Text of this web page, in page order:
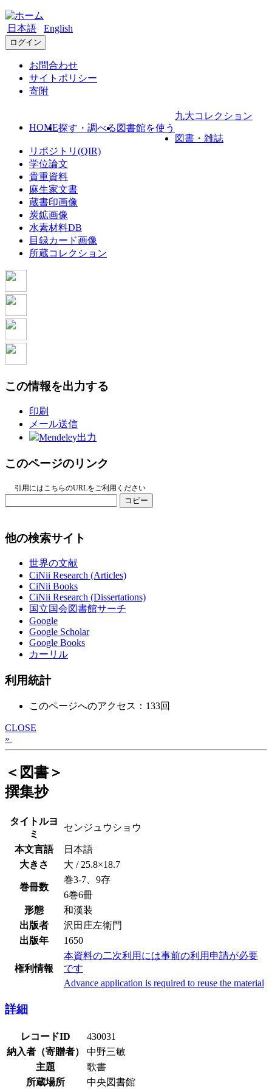
日本語 English
ログイン
お問合わせ
サイトポリシー
寄附
HOME探す・調べる 図書館を使う
九大コレクション
図書・雑誌
リポジトリ(QIR)
学位論文
貴重資料
麻生家文書
蔵書印画像
炭鉱画像
水素材料DB
目録カード画像
所蔵コレクション
この情報を出力する
印刷
メール送信
Mendeley出力
このページのリンク
引用にはこちらのURLをご利用ください
コピー
他の検索サイト
世界の文献
CiNii Research (Articles)
CiNii Books
CiNii Research (Dissertations)
国立国会図書館サーチ
Google
Google Scholar
Google Books
カーリル
利用統計
このページへのアクセス：133回
CLOSE
»
＜図書＞
撰集抄
タイトルヨ
ミ
センジュウショウ
本文言語
日本語
大きさ
大 / 25.8×18.7
巻冊数
巻3-7、9存
6巻6冊
形態
和漢装
出版者
沢田庄左衛門
出版年
1650
権利情報
本資料の二次利用には事前の利用申請が必要
です
Advance application is required to reuse the material
詳細
レコードID
430031
納入者（寄贈者）
中野三敏
主題
歌書
所蔵場所
中央図書館